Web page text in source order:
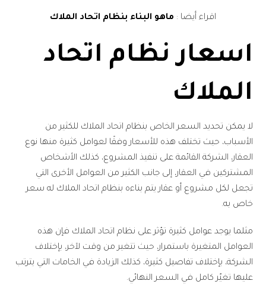
اقراء أيضا : ماهو البناء بنظام اتحاد الملاك
اسعار نظام اتحاد
الملاك
لا يمكن تحديد السعر الخاص بنظام اتحاد الملاك للكثير من
الأسباب، حيث تختلف هذه للأسعار وفقًا لعوامل كثيرة منها نوع
العقار، الشركة القائمة على تنفيذ المشروع، كذلك الأشخاص
المشتركين في العقار، إلى جانب الكثير من العوامل الأخرى التي
تجعل لكل مشروع أو عقار يتم بناءه بنظام اتحاد الملاك له سعر
خاص به.
مثلما يوجد عوامل كثيرة تؤثر على نظام اتحاد الملاك فإن هذه
العوامل المتغيرة باستمرار، حيث تتغير من وقت لآخر، بإختلاف
الشركة، بإختلاف تفاصيل كثيرة، كذلك الزيادة في الخامات التي يترتب
عليها تغيّر كامل في السعر النهائي.